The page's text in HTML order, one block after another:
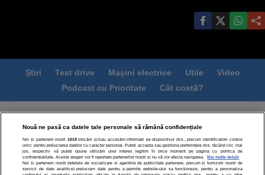
Știri Test drive Mașini electrice Utile
Video
Podcast cu Prioritate
Cât costă?
Termeni si conditii
Politica de confidentialitate
Politica de cookies
Echipa editorială
Modifică Setările
Nouă ne pasă ca datele tale personale să rămână confidențiale
Noi și partenerii noștri 1019stocăm și/sau accesăm informații pe dispozitivul dvs., precum identificatorii cookie
unici pentru prelucrarea datelor cu caracter personal. Puteți accepta sau gestiona preferințele dvs. făcând clic mai
jos, respectiv vă puteți opune utilizării unui interes legitim în orice moment pe pagina cu politica de
confidențialitate. Aceste alegeri vor fi raportate partenerilor noștri și nu vă vor afecta navigarea.
Mai multe detalii
Noi si partenerii nostri (retelele de socializare si agentiile de publicitate partenere, precum si furnizorii nostri de
servicii de date analitice) prelucram date pentru a permite website-ului sa functioneze, pentru a personaliza